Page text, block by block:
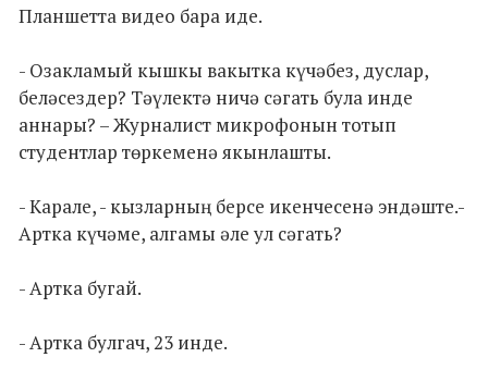
Планшетта видео бара иде.
- Озакламый кышкы вакытка күчәбез, дуслар,
беләсездер? Тәүлектә ничә сәгать була инде
аннары? – Журналист микрофонын тотып
студентлар төркеменә якынлашты.
- Карале, - кызларның берсе икенчесенә эндәште.-
Артка күчәме, алгамы әле ул сәгать?
- Артка бугай.
- Артка булгач, 23 инде.